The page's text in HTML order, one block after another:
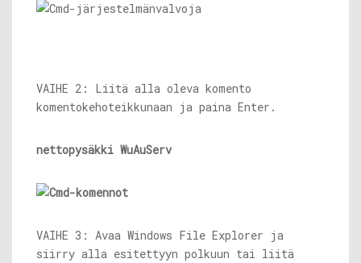
VAIHE 2: Liitä alla oleva komento
komentokehoteikkunaan ja paina Enter.
nettopysäkki WuAuServ
VAIHE 3: Avaa Windows File Explorer ja
siirry alla esitettyyn polkuun tai liitä